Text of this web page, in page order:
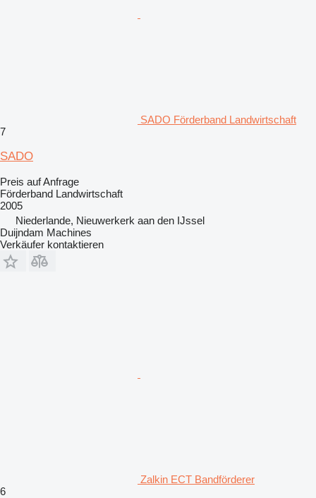
SADO Förderband Landwirtschaft
7
SADO
Preis auf Anfrage
Förderband Landwirtschaft
2005
Niederlande, Nieuwerkerk aan den IJssel
Duijndam Machines
Verkäufer kontaktieren
Zalkin ECT Bandförderer
6